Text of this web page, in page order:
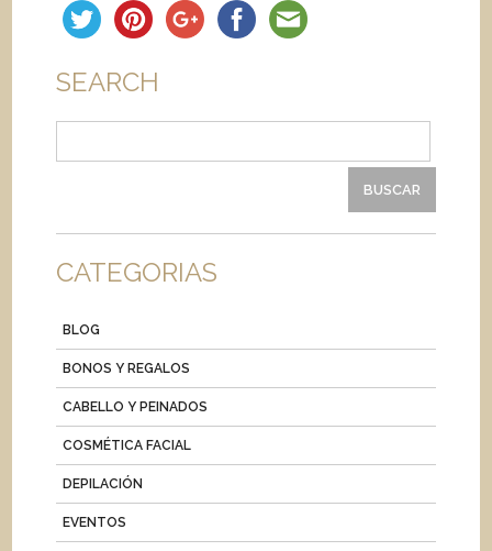
SEARCH
CATEGORIAS
BLOG
BONOS Y REGALOS
CABELLO Y PEINADOS
COSMÉTICA FACIAL
DEPILACIÓN
EVENTOS